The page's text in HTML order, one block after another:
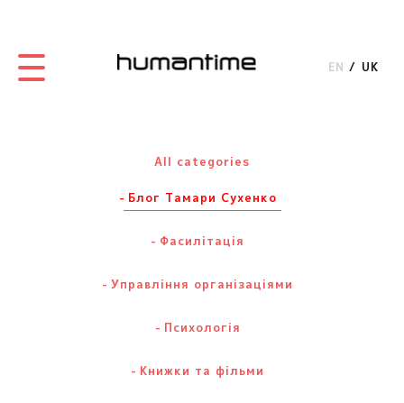
EN UK
All categories
Блог Тамари Сухенко
Фасилітація
Управління організаціями
Психологія
Книжки та фільми